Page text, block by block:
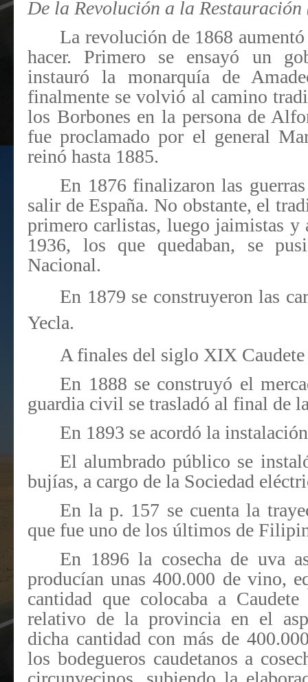
De la Revolución a la
La revolución de 1868
hacer. Primero se ensayó un
instauró la monarquía de
finalmente se volvió al camino
los Borbones en la persona de
fue proclamado por el general
reinó hasta 1885.
En 1876 finalizaron las
salir de España. No obstante, el
primero carlistas, luego jaimistas y
1936, los que quedaban, se
Nacional.
En 1879 se construyeron las
Yecla.
A finales del siglo XIX
En 1888 se construyó el
guardia civil se trasladó al final de
En 1893 se acordó la
El alumbrado público se
bujías, a cargo de la Sociedad
En la p. 157 se cuenta la
que fue uno de los últimos de
En 1896 la cosecha de uva
producían unas 400.000 de vino,
cantidad que colocaba a
relativo de la provincia en el
dicha cantidad con más de
los bodegueros caudetanos a